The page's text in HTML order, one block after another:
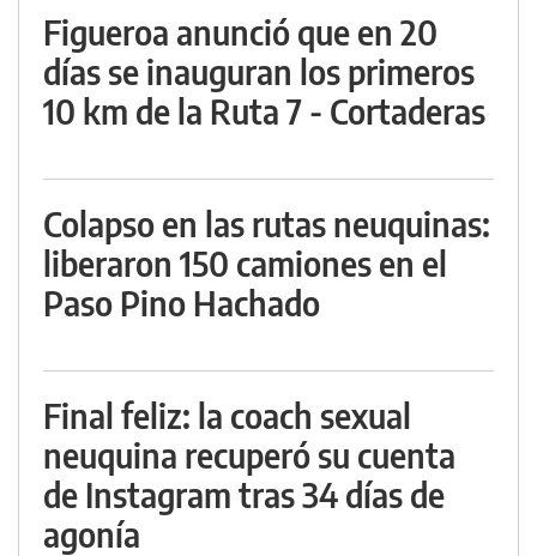
Figueroa anunció que en 20
días se inauguran los primeros
10 km de la Ruta 7 - Cortaderas
Colapso en las rutas neuquinas:
liberaron 150 camiones en el
Paso Pino Hachado
Final feliz: la coach sexual
neuquina recuperó su cuenta
de Instagram tras 34 días de
agonía